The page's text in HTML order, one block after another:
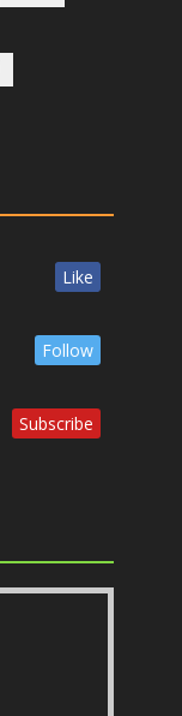
Like
Follow
Subscribe